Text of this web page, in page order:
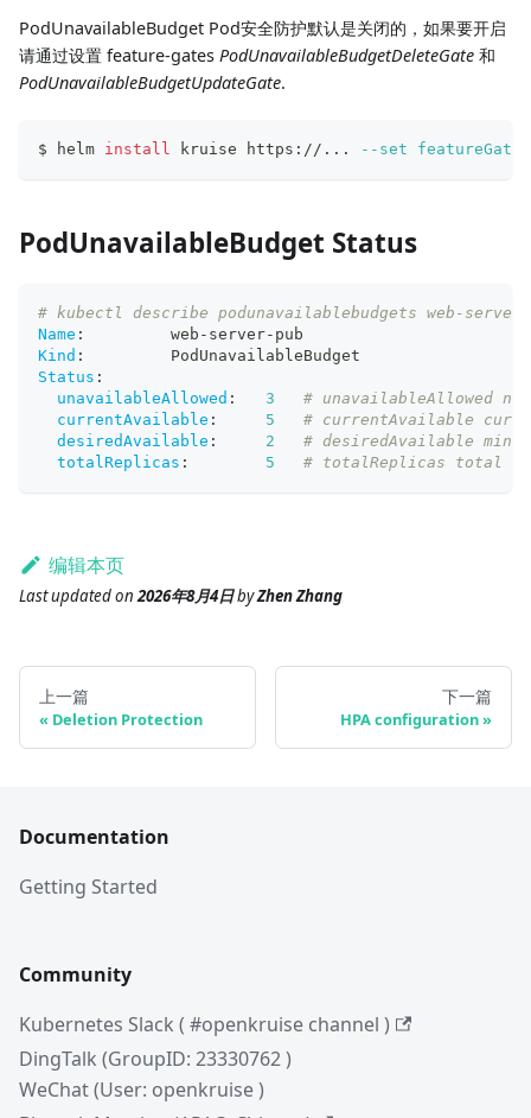
PodUnavailableBudget Pod安全防护默认是关闭的，如果要开启
请通过设置 feature-gates PodUnavailableBudgetDeleteGate 和
PodUnavailableBudgetUpdateGate.
$ helm install kruise https:// .. . --set featureGates
PodUnavailableBudget Status
# kubectl describe podunavailablebudgets web-server-
Name :
         web
- server- pub
Kind :
         PodUnavailableBudget
Status :
unavailableAllowed : 3
# unavailableAllowed
currentAvailable : 5
# currentAvailable
desiredAvailable : 2
# desiredAvailable
totalReplicas : 5 # totalReplicas total
编辑本页
Last updatedon2026年8月4日byZhen Zhang
上一篇
Deletion Protection
下一篇
HPA configuration
Documentation
Getting Started
Community
Kubernetes Slack ( #openkruise channel )
DingTalk (GroupID: 23330762 )
WeChat (User: openkruise )